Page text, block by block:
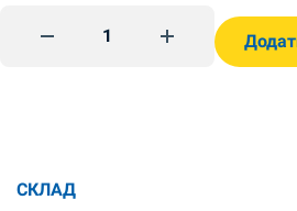
Гренки со вкусом томата
СКЛАД